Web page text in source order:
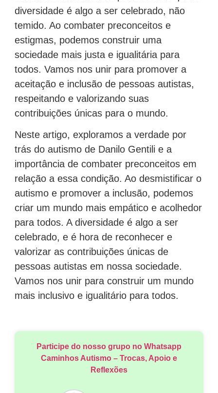
diversidade é algo a ser celebrado, não
temido. Ao combater preconceitos e
estigmas, podemos construir uma
sociedade mais justa e igualitária para
todos. Vamos nos unir para promover a
aceitação e inclusão de pessoas autistas,
respeitando e valorizando suas
contribuições únicas para o mundo.
Neste artigo, exploramos a verdade por
trás do autismo de Danilo Gentili e a
importância de combater preconceitos em
relação a essa condição. Ao desmistificar o
autismo e promover a inclusão, podemos
criar um mundo mais empático e acolhedor
para todos. A diversidade é algo a ser
celebrado, e é hora de reconhecer e
valorizar as contribuições únicas de
pessoas autistas em nossa sociedade.
Vamos nos unir para construir um mundo
mais inclusivo e igualitário para todos.
Participe do nosso grupo no Whatsapp
Caminhos Autismo – Trocas, Apoio e
Reflexões